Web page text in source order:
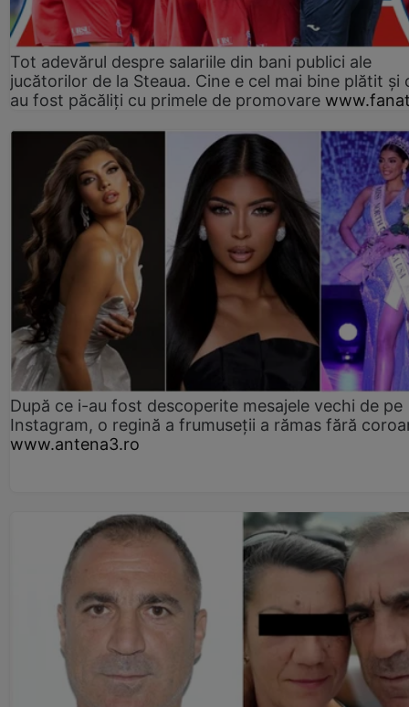
Tot adevărul despre salariile din bani publici ale
jucătorilor de la Steaua. Cine e cel mai bine plătit și
au fost păcăliți cu primele de promovare
După ce i-au fost descoperite mesajele vechi de pe
Instagram, o regină a frumuseții a rămas fără
www.antena3.ro